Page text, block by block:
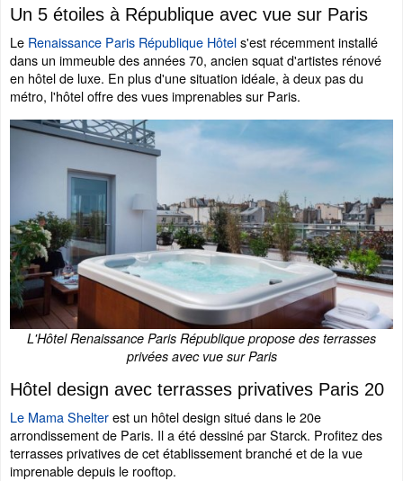
Un 5 étoiles à République avec vue sur Paris
Le Renaissance Paris République Hôtels'est récemment installé
dans un immeuble des années 70, ancien squat d'artistes rénové
en hôtel de luxe. En plus d'une situation idéale, à deux pas du
métro, l'hôtel offre des vues imprenables sur Paris.
L'Hôtel Renaissance Paris République propose des terrasses
privées avec vue sur Paris
Hôtel design avec terrasses privatives Paris 20
Le Mama Shelterest un hôtel design situé dans le 20e
arrondissement de Paris. Il a été dessiné par Starck. Profitez des
terrasses privatives de cet établissement branché et de la vue
imprenable depuis le rooftop.